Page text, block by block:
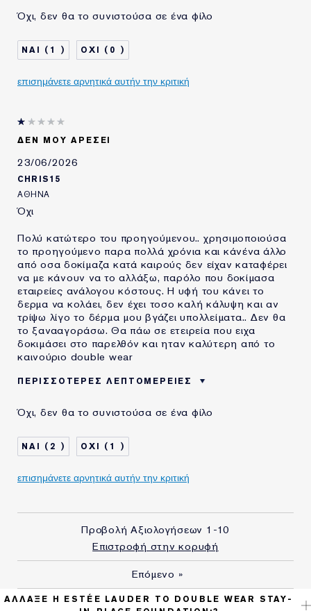
Όχι, δεν θα το συνιστούσα σε ένα φίλο
1 0
επισημάνετε αρνητικά αυτήν την κριτική
ΔΕΝ ΜΟΥ ΑΡΈΣΕΙ
23/06/2026
CHRIS15
ΑΘΉΝΑ
Όχι
Πολύ κατώτερο του προηγούμενου.. χρησιμοποιούσα
το προηγούμενο παρα πολλά χρόνια και κάνένα άλλο
από οσα δοκίμαζα κατά καιρούς δεν είχαν καταφέρει
να με κάνουν να το αλλάξω, παρόλο που δοκίμασα
εταιρείες ανάλογου κόστους. Η υφή του κάνει το
δερμα να κολάει, δεν έχει τοσο καλή κάλυψη και αν
τρίψω λίγο το δέρμα μου βγάζει υπολλείματα.. Δεν θα
το ξανααγοράσω. Θα πάω σε ετειρεία που ειχα
δοκιμάσει στο παρελθόν και ηταν καλύτερη από το
καινούριο double wear
ΠΕΡΙΣΣΌΤΕΡΕΣ ΛΕΠΤΟΜΈΡΕΙΕΣ
ΤΥΠΟΣ ΔΕΡΜΑΤΟΣ
ΚΑΝΟΝΙΚΟ/ΜΕΙΚΤΟ
ΑΝΑΓΚΗ ΕΠΙΔΕΡΜΙΔΑΣ
ΧΡΗΣΙΜΟΠΟΙΩ
LAUDER ΓΙΑ
Όχι, δεν θα το συνιστούσα σε ένα φίλο
2 1
επισημάνετε αρνητικά αυτήν την κριτική
Προβολή Αξιολογήσεων 1-10
Επιστροφή στην κορυφή
Επόμενο »
ΆΛΛΑΞΕ Η ESTÉE LAUDER ΤΟ DOUBLE WEAR STAY-